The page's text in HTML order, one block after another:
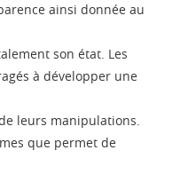
ainsi donnée au
son état. Les
à développer une
leurs manipulations.
que permet de